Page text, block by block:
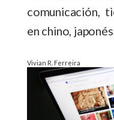
comunicación,
en chino,
Vivian R. Ferreira